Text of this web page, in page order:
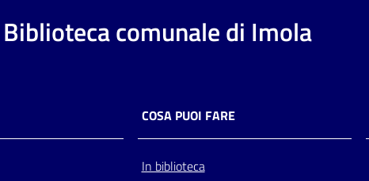
Biblioteca comunale di Imola
COSA PUOI FARE
In biblioteca